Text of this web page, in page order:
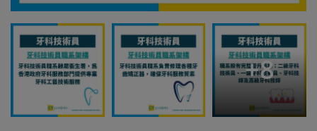
+8